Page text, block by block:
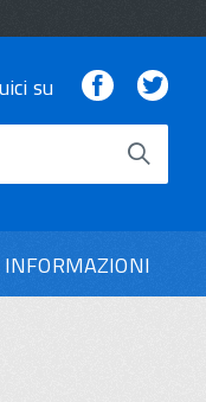
su Facebook
INFORMAZIONI